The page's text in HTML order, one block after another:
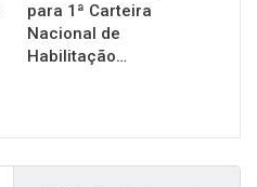
para 1ª Carteira
Nacional de
Habilitação…